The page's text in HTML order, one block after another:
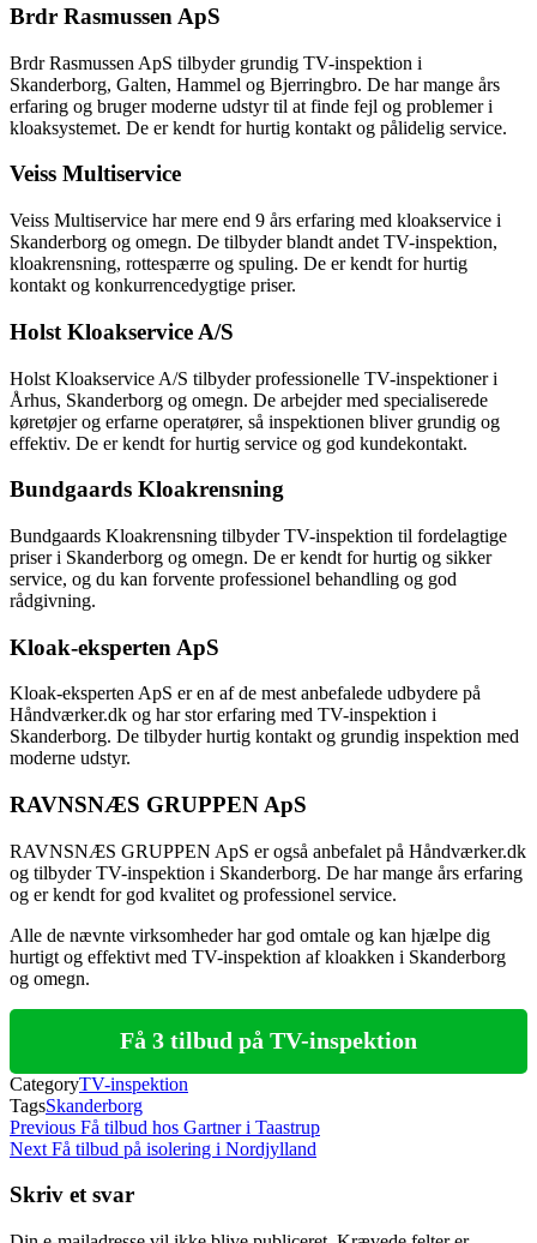
Brdr Rasmussen ApS
Brdr Rasmussen ApS tilbyder grundig TV-inspektion i
Skanderborg, Galten, Hammel og Bjerringbro. De har mange års
erfaring og bruger moderne udstyr til at finde fejl og problemer i
kloaksystemet. De er kendt for hurtig kontakt og pålidelig service.
Veiss Multiservice
Veiss Multiservice har mere end 9 års erfaring med kloakservice i
Skanderborg og omegn. De tilbyder blandt andet TV-inspektion,
kloakrensning, rottespærre og spuling. De er kendt for hurtig
kontakt og konkurrencedygtige priser.
Holst Kloakservice A/S
Holst Kloakservice A/S tilbyder professionelle TV-inspektioner i
Århus, Skanderborg og omegn. De arbejder med specialiserede
køretøjer og erfarne operatører, så inspektionen bliver grundig og
effektiv. De er kendt for hurtig service og god kundekontakt.
Bundgaards Kloakrensning
Bundgaards Kloakrensning tilbyder TV-inspektion til fordelagtige
priser i Skanderborg og omegn. De er kendt for hurtig og sikker
service, og du kan forvente professionel behandling og god
rådgivning.
Kloak-eksperten ApS
Kloak-eksperten ApS er en af de mest anbefalede udbydere på
Håndværker.dk og har stor erfaring med TV-inspektion i
Skanderborg. De tilbyder hurtig kontakt og grundig inspektion med
moderne udstyr.
RAVNSNÆS GRUPPEN ApS
RAVNSNÆS GRUPPEN ApS er også anbefalet på Håndværker.dk
og tilbyder TV-inspektion i Skanderborg. De har mange års erfaring
og er kendt for god kvalitet og professionel service.
Alle de nævnte virksomheder har god omtale og kan hjælpe dig
hurtigt og effektivt med TV-inspektion af kloakken i Skanderborg
og omegn.
Få 3 tilbud på TV-inspektion
CategoryTV-inspektion
TagsSkanderborg
Indlægsnavigation
Previous
Post
Previous Få tilbud hos Gartner i Taastrup
Next
Next Få tilbud på isolering i Nordjylland
Skriv et svar